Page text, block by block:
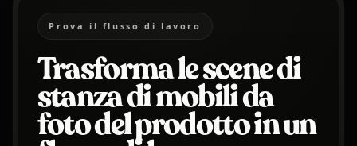
Prova il flusso di lavoro
Trasforma le scene di
stanza di mobili da
foto del prodotto in un